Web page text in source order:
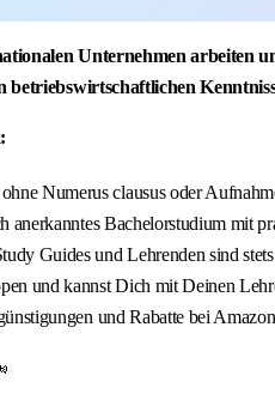
Unternehmen arbeiten
Numerus clausus oder
anerkanntes Bachelorstudium mit
Guides und Lehrenden sind
und kannst Dich mit Deinen
und Rabatte bei